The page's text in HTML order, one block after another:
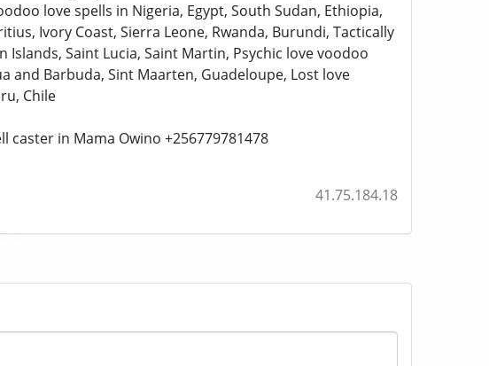
love spells in Nigeria, Egypt, South Sudan, Ethiopia,
Ivory Coast, Sierra Leone, Rwanda, Burundi, Tactically
Saint Lucia, Saint Martin, Psychic love voodoo
and Barbuda, Sint Maarten, Guadeloupe, Lost love
Chile
in Mama Owino +256779781478
41.75.184.18